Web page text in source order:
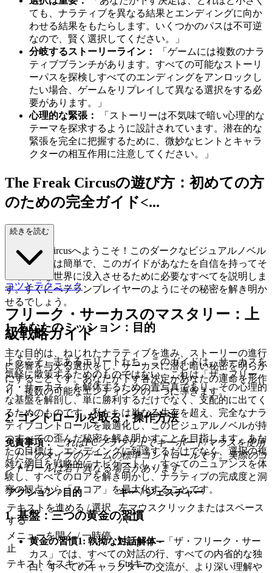
ても、ナラティブを異なる結果とエンディングに向か
わせる結果をもたらします。いくつかのパスは不可逆
なので、賢く選択してください。」
分岐するストーリーライン：
「ゲームには複数のナラ
ティブブランチがあります。すべての可能なストーリ
ーパスを探検しすべてのエンディングをアンロックし
たい場合、ゲームをリプレイして異なる選択をする必
要があります。」
心理的な緊張：
「ストーリーは不気味で暗い心理的な
テーマを探求するように設計されています。潜在的な
緊張を完全に把握するために、微妙なヒントとキャラ
クターの相互作用に注意してください。」
The Freak Circusの遊び方：初めての方
のための完全ガイド<...
/h2>
The Freak Circusへようこそ！このダークなビジュアルノベル
を始めるのは簡単で、このガイドがあなたを自信を持ってそ
の不気味な世界に没入させるために必要なすべてを説明しま
す。すぐにベテランプレイヤーのようにその秘密を解き明か
せるでしょう。
1. あなたのミッション：目的
主な目的は、ねじれたナラティブを進み、ストーリーの進行
に影響を与える選択をし、サーカスに潜む暗い秘密を明らか
にすることです。あなたが下す各決定があなたの運命を形作
り、複数の可能なエンディングの一つに導きます。
2. コントロールを取る：操作方法
免責事項： これはPCブラウザ上でキーボード/マウスを使用
したこのタイプのゲームの標準コントロールです。実際のコ
ントロールは若干異なる場合があります。
アクション / 目的
キー / ジェスチャー
テキストを進める / 選択
する
左マウスクリックまたはスペース
バー
メニューを開く / 一時停
止
Escapeキー
テキストをスキップ Ctrlキー
続きを読む
コツとテクニック
フリーク・サーカスのマスタリー：上
級戦略ガイド
ようこそ、志あるエリートたち。このガイドは、サーカスを
気軽に散策するためのものではない。これは「ザ・フリー
ク・サーカス」を解体するための青写真であり、その心理的
な基盤を解剖し、単に勝利するだけでなく、支配的に出てく
るためのものです。私たちは単なる生存を超え、完全なナラ
ティブコントロールを最適化し、このビジュアルノベルが持
つすべての歪んだ秘密を解き明かすことを目指します。あな
たの目標は、エンディングに到達するだけでなく、選択の複
雑な網目を戦略的にナビゲートし、すべてのニュアンスを体
験し、すべてのロアを解き明かし、ナラティブの完成度と洞
察の観点から「スコア」を最大化することです。
1. 基盤：三つの黄金の習慣
黄金の習慣1: 執拗な対話解体- 「ザ・フリーク・サー
カス」では、すべての対話の行、すべての内省的な独
白、すべてのキャラクターの交流が、より深い理解や